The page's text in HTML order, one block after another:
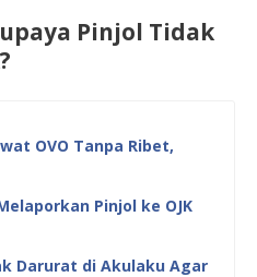
Pinjol Tidak
OVO Tanpa Ribet,
Pinjol ke OJK
Darurat di Akulaku Agar